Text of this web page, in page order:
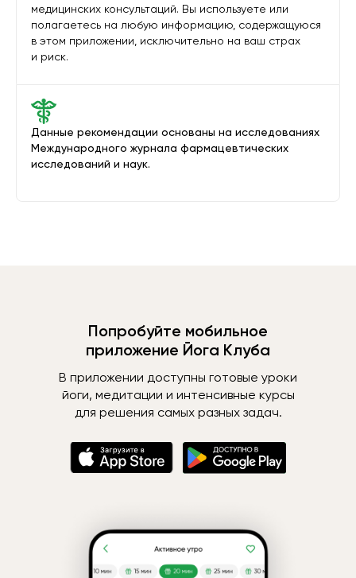
Данные рекомендации основаны на исследованиях
Международного журнала фармацевтических
исследований и наук.
медицинских консультаций. Вы используете или
полагаетесь на любую информацию, содержащуюся
в этом приложении, исключительно на ваш страх
и риск.
Попробуйте мобильное
приложение Йога Клуба
В приложении доступны готовые уроки
йоги, медитации и интенсивные курсы
для решения самых разных задач.